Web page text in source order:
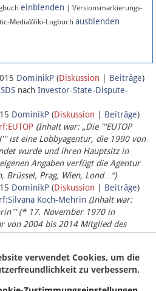
einblenden | Versionsmarkierungs-
MediaWiki-Logbuch ausblenden
DominikP (Diskussion Beiträge)
nach Investor-State-Dispute-
DominikP (Diskussion Beiträge)
(Inhalt war: „Die '''EUTOP
ist eine Lobbyagentur, die 1990 von
wurde und ihren Hauptsitz in
Angaben verfügt die Agentur
Brüssel, Prag, Wien, Lond…“)
DominikP (Diskussion Beiträge)
Koch-Mehrin (Inhalt war:
(* 17. November 1970 in
von 2004 bis 2014 Mitglied des
seit November 2014 ist sie für
verwendet Cookies, um die
zu verbessern.